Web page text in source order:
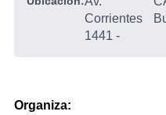
Corrientes
1441 -
Organiza: